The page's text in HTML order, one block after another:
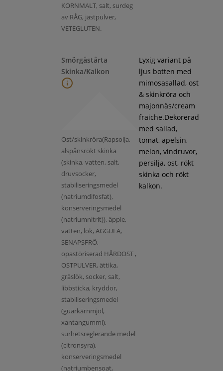
KORNMALT, salt, surdeg
av RÅG, jästpulver,
VETEGLUTEN.
Smörgåstårta
Skinka/Kalkon
Ost/skinkröra(Rapsolja,
alspånsrökt skinka
(skinka, vatten, salt,
druvsocker,
stabiliseringsmedel
(natriumdifosfat),
konserveringsmedel
(natriumnitrit)), äpple,
vatten, lök, ÄGGULA,
SENAPSFRÖ,
opastöriserad HÅRDOST ,
OSTPULVER, ättika,
gräslök, socker, salt,
libbsticka, kryddor,
stabiliseringsmedel
(guarkärnmjöl,
xantangummi),
surhetsreglerande medel
(citronsyra),
konserveringsmedel
(natriumbensoat,
Lyxig variant på
ljus botten med
mimosasallad, ost
& skinkröra och
majonnäs/cream
fraiche.Dekorerad
med sallad,
tomat, apelsin,
melon, vindruvor,
persilja, ost, rökt
skinka och rökt
kalkon.